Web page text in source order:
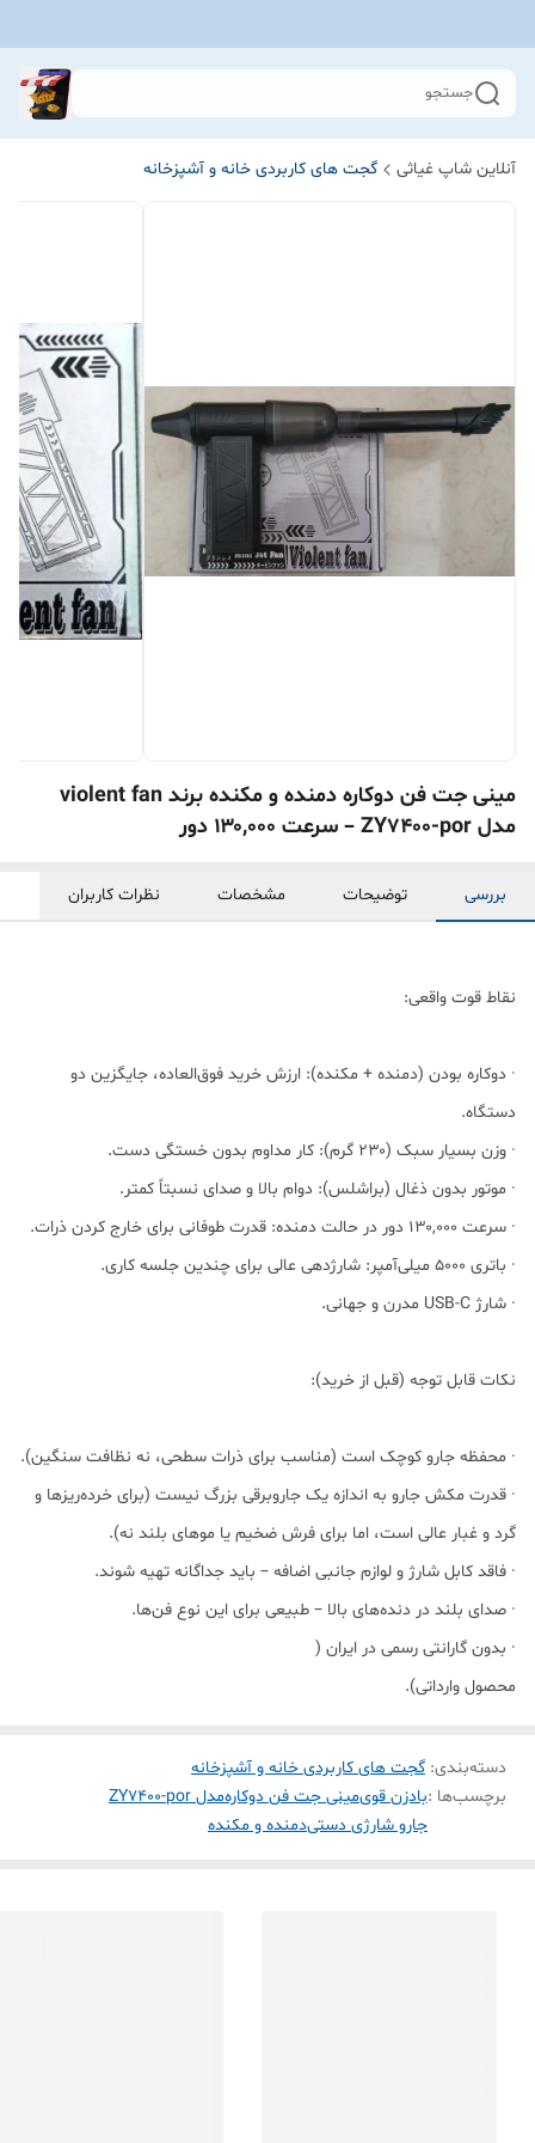
جستجو
آنلاین شاپ غیاثی گجت های کاربردی خانه و آشپزخانه
مینی جت فن دوکاره دمنده و مکنده برند violent fan
مدل ZY7400-por – سرعت ۱۳۰,۰۰۰ دور
بررسی توضیحات مشخصات نظرات کاربران
نقاط قوت واقعی:
· دوکاره بودن (دمنده + مکنده): ارزش خرید فوق‌العاده، جایگزین دو
دستگاه.
· وزن بسیار سبک (۲۳۰ گرم): کار مداوم بدون خستگی دست.
· موتور بدون ذغال (براشلس): دوام بالا و صدای نسبتاً کمتر.
· سرعت ۱۳۰,۰۰۰ دور در حالت دمنده: قدرت طوفانی برای خارج کردن ذرات.
· باتری ۵۰۰۰ میلی‌آمپر: شارژدهی عالی برای چندین جلسه کاری.
· شارژ USB-C مدرن و جهانی.
نکات قابل توجه (قبل از خرید):
· محفظه جارو کوچک است (مناسب برای ذرات سطحی، نه نظافت سنگین).
· قدرت مکش جارو به اندازه یک جاروبرقی بزرگ نیست (برای خرده‌ریزها و
گرد و غبار عالی است، اما برای فرش ضخیم یا موهای بلند نه).
· فاقد کابل شارژ و لوازم جانبی اضافه – باید جداگانه تهیه شوند.
· صدای بلند در دنده‌های بالا – طبیعی برای این نوع فن‌ها.
· بدون گارانتی رسمی در ایران (
محصول وارداتی).
دسته‌بندی: گجت های کاربردی خانه و آشپزخانه
برچسب‌ها :بادزن قویمینی جت فن دوکارهمدل ZY7400-por
جارو شارژی دستیدمنده و مکنده